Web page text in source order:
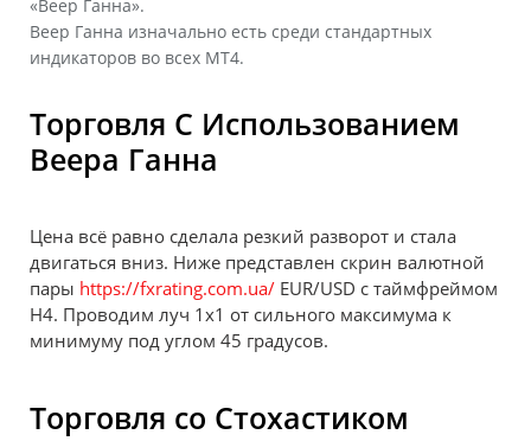
«Веер Ганна».
Веер Ганна изначально есть среди стандартных
индикаторов во всех МТ4.
Торговля С Использованием
Веера Ганна
Цена всё равно сделала резкий разворот и стала
двигаться вниз. Ниже представлен скрин валютной
пары https://fxrating.com.ua/ EUR/USD с таймфреймом
H4. Проводим луч 1х1 от сильного максимума к
минимуму под углом 45 градусов.
Торговля со Стохастиком